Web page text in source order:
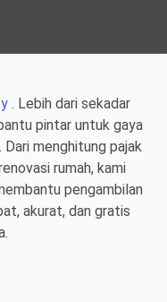
. Lebih dari sekadar
pintar untuk gaya
menghitung pajak
rumah, kami
pengambilan
akurat, dan gratis